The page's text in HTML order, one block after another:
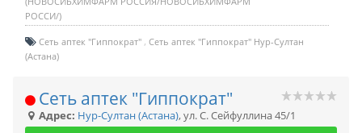
РОССИ/)
Сеть аптек "Гиппократ" Сеть аптек "Гиппократ" Нур-Султан
(Астана)
Сеть аптек "Гиппократ"
Адрес: Нур-Султан (Астана),ул. С. Сейфуллина 45/1